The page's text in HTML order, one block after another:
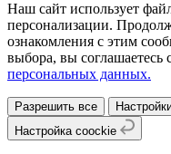
Наш сайт использует
персонализации.
ознакомления с этим
выбора, вы соглашаетесь
персональных данных.
Разрешить все
Настройка coockie